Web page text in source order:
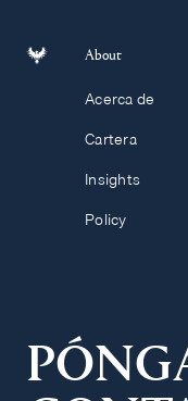
About
Acerca de
Cartera
Insights
Policy